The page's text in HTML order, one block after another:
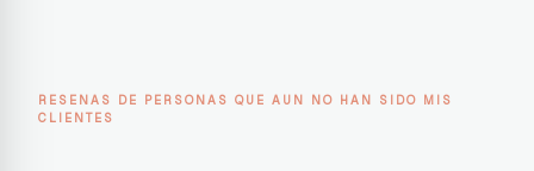
RESENAS DE PERSONAS QUE AUN NO HAN SIDO MIS
CLIENTES